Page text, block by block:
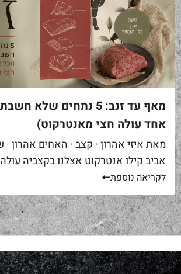
מאף עד זנב: 5 נתחים
אחד עולה חצי מאנטרקוט)
מאת איזי אהרון · קצב · האחים אהרון
ל-₪220. מחיר יפה – וגם מוצדק, כי זה...
לקריאה נוספת